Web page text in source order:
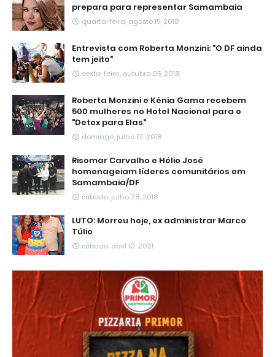
prepara para representar Samambaia
quarta-feira, agosto 15, 2018
Entrevista com Roberta Monzini: "O DF ainda
tem jeito"
sexta-feira, outubro 05, 2018
Roberta Monzini e Kênia Gama recebem
500 mulheres no Hotel Nacional para o
"Detox para Elas"
domingo, julho 01, 2018
Risomar Carvalho e Hélio José
homenageiam líderes comunitários em
Samambaia/DF
sábado, julho 28, 2018
LUTO: Morreu hoje, ex administrar Marco
Túlio
sábado, abril 10, 2021